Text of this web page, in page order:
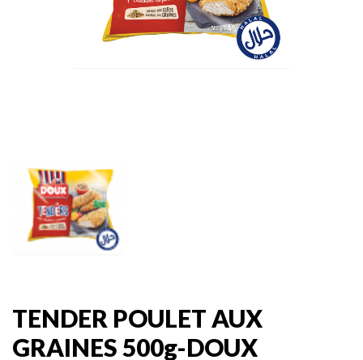
TENDER POULET AUX
GRAINES 500g-DOUX